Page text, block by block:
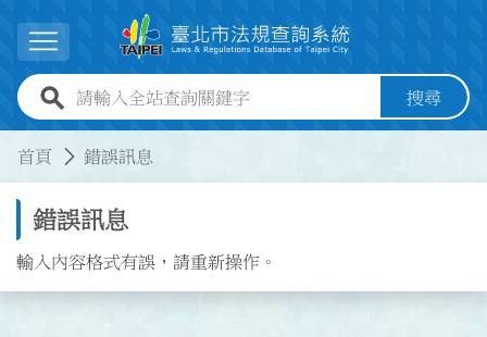
展開選單
全站查詢關鍵字欄位 搜尋
首頁 錯誤訊息
錯誤訊息
輸入內容格式有誤，請重新操作。